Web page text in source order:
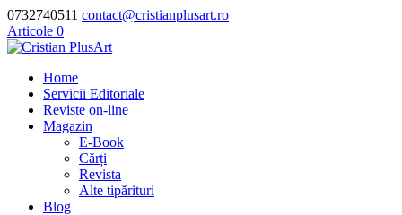
0732740511 contact@cristianplusart.ro
Articole 0
Home
Servicii Editoriale
Reviste on-line
Magazin
E-Book
Cărți
Revista
Alte tipărituri
Blog